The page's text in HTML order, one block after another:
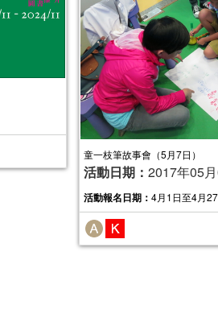
童一枝筆故事會（5月7日）
活動日期： 2017年05
活動報名日期： 4月1日至4月